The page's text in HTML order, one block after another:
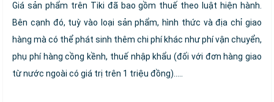
Giá sản phẩm trên Tiki đã bao gồm thuế theo luật hiện hành.
Bên cạnh đó, tuỳ vào loại sản phẩm, hình thức và địa chỉ giao
hàng mà có thể phát sinh thêm chi phí khác như phí vận chuyển,
phụ phí hàng cồng kềnh, thuế nhập khẩu (đối với đơn hàng giao
từ nước ngoài có giá trị trên 1 triệu đồng).....